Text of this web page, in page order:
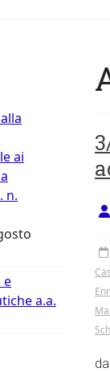
dal
ai
n.
e
a.a.